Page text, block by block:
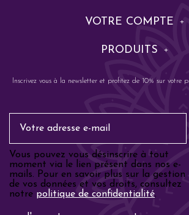
VOTRE COMPTE
PRODUITS
Inscrivez vous à la newsletter et profitez de 10% sur votre
Vous pouvez vous désinscrire à tout
moment via le lien présent dans nos e-
mails. Pour en savoir plus sur la gestion
de vos données et vos droits, consultez
notre politique de confidentialité.